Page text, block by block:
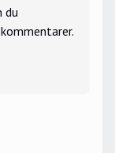
du